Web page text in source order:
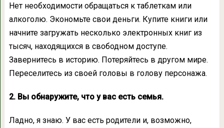
Нет необходимости обращаться к таблеткам или
алкоголю. Экономьте свои деньги. Купите книги или
начните загружать несколько электронных книг из
тысяч, находящихся в свободном доступе.
Завернитесь в историю. Потеряйтесь в другом мире.
Переселитесь из своей головы в голову персонажа.
2. Вы обнаружите, что у вас есть семья.
Ладно, я знаю. У вас есть родители и, возможно,